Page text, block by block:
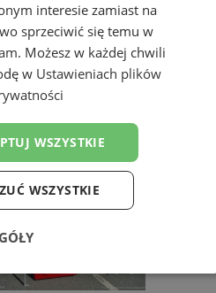
osobą? Ta ankieta
wsparcie w
interesie zamiast na
sprzeciwić się temu w
. Możesz w każdej chwili
w Ustawieniach plików
WSZYSTKIE
WSZYSTKIE
Targetowanie